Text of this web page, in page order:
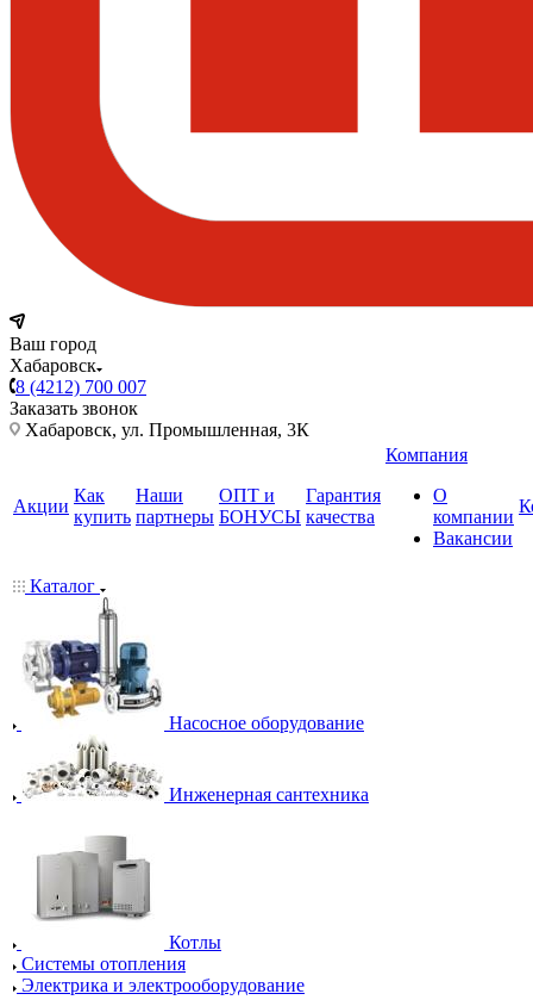
Ваш город
Хабаровск
8 (4212) 700 007
Заказать звонок
Хабаровск, ул. Промышленная, 3К
Акции
Как
купить
Наши
партнеры
ОПТ и
БОНУСЫ
Гарантия
качества
Компания
О
компании
Вакансии
Каталог
Насосное оборудование
Инженерная сантехника
Котлы
Системы отопления
Электрика и электрооборудование